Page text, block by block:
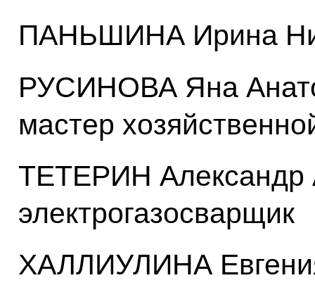
ПАНЬШИНА Ирина
РУСИНОВА Яна
мастер
ТЕТЕРИН Александр
электрогазосварщик
ХАЛЛИУЛИНА